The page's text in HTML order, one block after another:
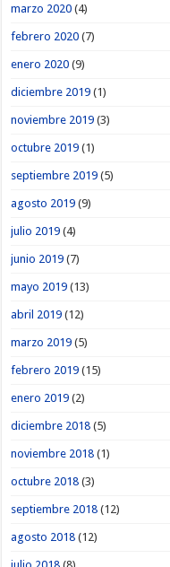
marzo 2020 (4)
febrero 2020 (7)
enero 2020 (9)
diciembre 2019 (1)
noviembre 2019 (3)
octubre 2019 (1)
septiembre 2019 (5)
agosto 2019 (9)
julio 2019 (4)
junio 2019 (7)
mayo 2019 (13)
abril 2019 (12)
marzo 2019 (5)
febrero 2019 (15)
enero 2019 (2)
diciembre 2018 (5)
noviembre 2018 (1)
octubre 2018 (3)
septiembre 2018 (12)
agosto 2018 (12)